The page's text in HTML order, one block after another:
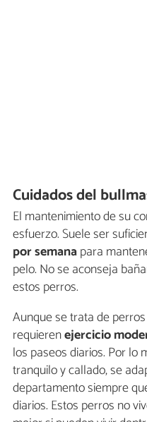
Cuidados del
El mantenimiento de su
esfuerzo. Suele ser
por semanapara
pelo. No se aconseja
estos perros.
Aunque se trata de
requierenejercicio
los paseos diarios. Por lo
tranquilo y callado, se
departamento siempre
diarios. Estos perros no